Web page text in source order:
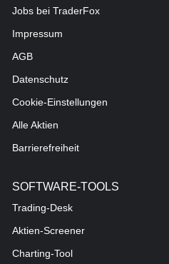
Jobs bei TraderFox
Impressum
AGB
Datenschutz
Cookie-Einstellungen
Alle Aktien
Barrierefreiheit
SOFTWARE-TOOLS
Trading-Desk
Aktien-Screener
Charting-Tool